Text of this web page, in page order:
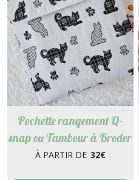
Pochette rangement Q-
snap ou Tambour à Broder
pour Point de croix,
À PARTIR DE 32€